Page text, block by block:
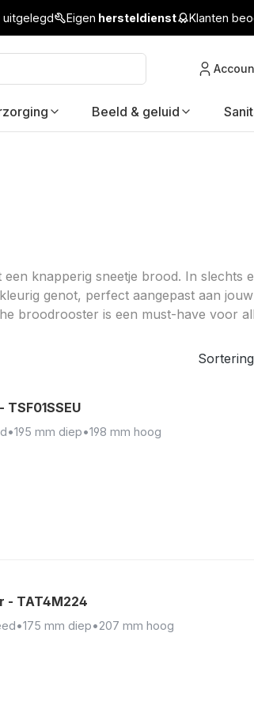
uitgelegd Eigen hersteldienst Klanten
Beeld & geluid
knapperig sneetje brood. In slechts
genot, perfect aangepast aan
broodrooster is een must-have voor
Sortering
•195 mm diep•198 mm hoog
- TAT4M224
•175 mm diep•207 mm hoog